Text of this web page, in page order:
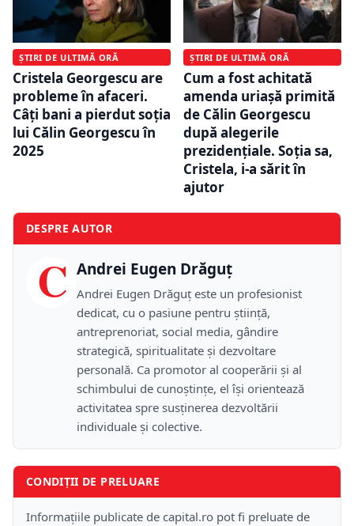
ȘTIRI DE ULTIMĂ ORĂ
Cristela Georgescu are
probleme în afaceri.
Câți bani a pierdut soția
lui Călin Georgescu în
2025
ȘTIRI DE ULTIMĂ ORĂ
Cum a fost achitată
amenda uriașă primită
de Călin Georgescu
după alegerile
prezidențiale. Soția sa,
Cristela, i-a sărit în
ajutor
DESPRE AUTOR
C Andrei Eugen Drăguț
Andrei Eugen Drăguț este un profesionist
dedicat, cu o pasiune pentru știință,
antreprenoriat, social media, gândire
strategică, spiritualitate și dezvoltare
personală. Ca promotor al cooperării și al
schimbului de cunoștințe, el își orientează
activitatea spre susținerea dezvoltării
individuale și colective.
CONDIȚII DE PRELUARE
Informațiile publicate de capital.ro pot fi preluate de